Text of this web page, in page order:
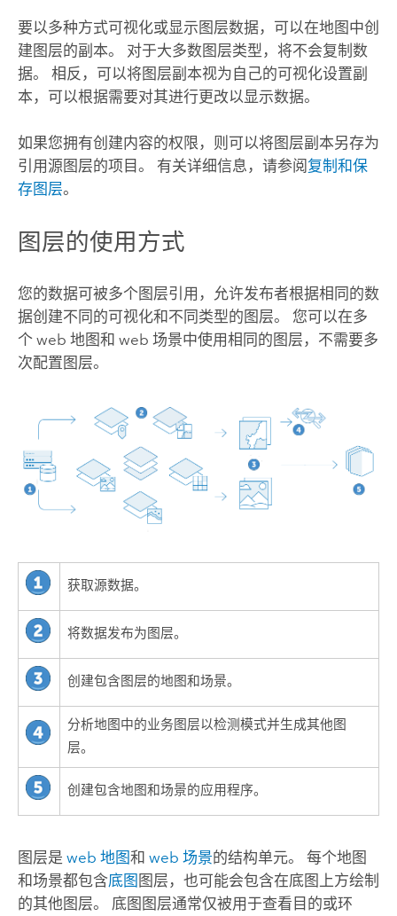
要以多种方式可视化或显示图层数据，可以在地图中创
建图层的副本。 对于大多数图层类型，将不会复制数
据。 相反，可以将图层副本视为自己的可视化设置副
本，可以根据需要对其进行更改以显示数据。
如果您拥有创建内容的权限，则可以将图层副本另存为
引用源图层的项目。 有关详细信息，请参阅 复制和保
存图层。
图层的使用方式
您的数据可被多个图层引用，允许发布者根据相同的数
据创建不同的可视化和不同类型的图层。 您可以在多
个 web 地图和 web 场景中使用相同的图层，不需要多
次配置图层。
获取源数据。
将数据发布为图层。
创建包含图层的地图和场景。
分析地图中的业务图层以检测模式并生成其他图
层。
创建包含地图和场景的应用程序。
图层是 web 地图和 web 场景的结构单元。 每个地图
和场景都包含底图 图层，也可能会包含在底图上方绘制
的其他图层。 底图图层通常仅被用于查看目的或环